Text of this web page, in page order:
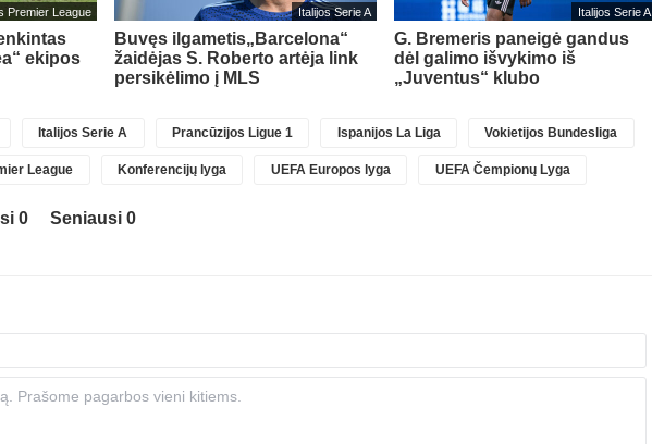
Premier League
ekipos
Italijos Serie A
Buvęs ilgametis„Barcelona“
žaidėjas S. Roberto artėja link
persikėlimo į MLS
Italijos Serie A
G. Bremeris paneigė gandus
dėl galimo išvykimo iš
„Juventus“ klubo
Italijos Serie A Prancūzijos Ligue 1 Ispanijos La Liga Vokietijos Bundesliga
League Konferencijų lyga UEFA Europos lyga UEFA Čempionų Lyga
0
Seniausi 0